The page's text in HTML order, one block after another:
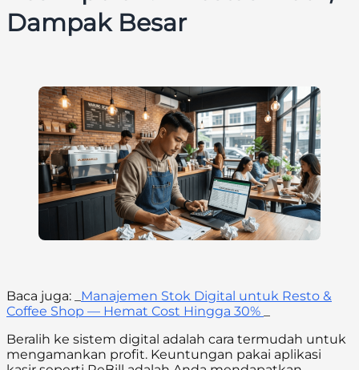
Dampak Besar
Baca juga: _ Manajemen Stok Digital untuk Resto &
Coffee Shop — Hemat Cost Hingga 30%
Beralih ke sistem digital adalah cara termudah untuk
mengamankan profit. Keuntungan pakai aplikasi